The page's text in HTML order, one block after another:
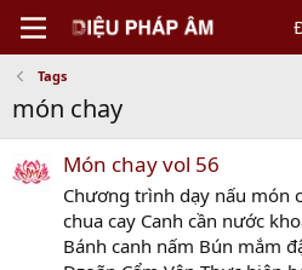
Tags
món chay
Món chay vol 56
Chương trình dạy nấu món
chua cay Canh cần nước
Bánh canh nấm Bún mắm